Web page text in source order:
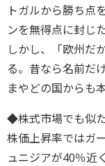
トガルから勝ち点
ンを無得点に封じ
しかし、「欧州だ
る。昔なら名前だ
まやどの国からも
◆株式市場でも似
株価上昇率ではガ
ュニジアが40％近